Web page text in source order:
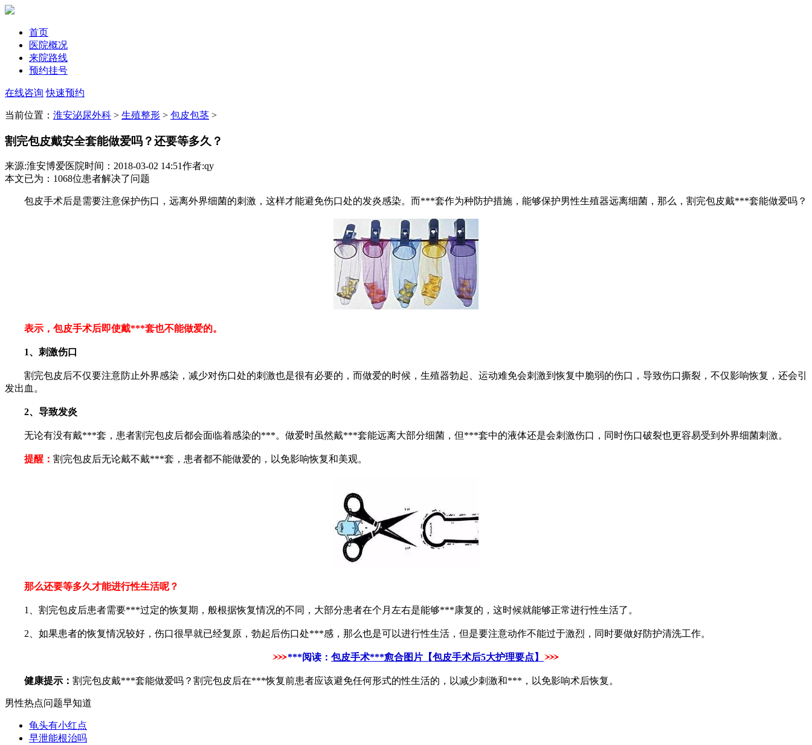
首页
医院概况
来院路线
预约挂号
在线咨询 快速预约
当前位置： 淮安泌尿外科 > 生殖整形 > 包皮包茎 >
割完包皮戴安全套能做爱吗？还要等多久？
来源:淮安博爱医院时间：2018-03-02 14:51作者:qy
本文已为 ：1068位患者解决了问题
包皮手术后是需要注意保护伤口，远离外界细菌的刺激，这样才能避免伤口处的发炎感染。而***套作为种防护措施，能够保护男性生殖器远离细菌，那么，割完包皮戴***套能做爱吗？
表示，包皮手术后即使戴***套也不能做爱的。
1、刺激伤口
割完包皮后不仅要注意防止外界感染，减少对伤口处的刺激也是很有必要的，而做爱的时候，生殖器勃起、运动难免会刺激到恢复中脆弱的伤口，导致伤口撕裂，不仅影响恢复，还会引
发出血。
2、导致发炎
无论有没有戴***套，患者割完包皮后都会面临着感染的***。做爱时虽然戴***套能远离大部分细菌，但***套中的液体还是会刺激伤口，同时伤口破裂也更容易受到外界细菌刺激。
提醒： 割完包皮后无论戴不戴***套，患者都不能做爱的，以免影响恢复和美观。
那么还要等多久才能进行性生活呢？
1、割完包皮后患者需要***过定的恢复期，般根据恢复情况的不同，大部分患者在个月左右是能够***康复的，这时候就能够正常进行性生活了。
2、如果患者的恢复情况较好，伤口很早就已经复原，勃起后伤口处***感，那么也是可以进行性生活，但是要注意动作不能过于激烈，同时要做好防护清洗工作。
***阅读： 包皮手术***愈合图片【包皮手术后5大护理要点】
健康提示： 割完包皮戴***套能做爱吗？割完包皮后在***恢复前患者应该避免任何形式的性生活的，以减少刺激和***，以免影响术后恢复。
男性热点问题早知道
龟头有小红点
早泄能根治吗